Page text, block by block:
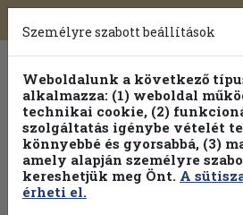
Toggle
navigation
Személyre szabott beállítások
Weboldalunk a következő
alkalmazza: (1) weboldal
technikai cookie, (2)
szolgáltatás igénybe vételét
könnyebbé és gyorsabbá, (3)
amely alapján személyre
kereshetjük meg Önt. A
érheti el.